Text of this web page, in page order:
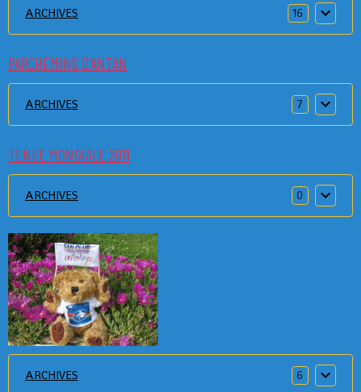
ARCHIVES 16
PARCHEMINS D'ANTAN
ARCHIVES 7
TENUE MONDIALE 2011
ARCHIVES 0
ARCHIVES 6